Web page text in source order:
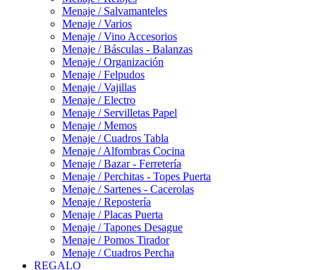
Menaje / Salvamanteles
Menaje / Varios
Menaje / Vino Accesorios
Menaje / Básculas - Balanzas
Menaje / Organización
Menaje / Felpudos
Menaje / Vajillas
Menaje / Electro
Menaje / Servilletas Papel
Menaje / Memos
Menaje / Cuadros Tabla
Menaje / Alfombras Cocina
Menaje / Bazar - Ferretería
Menaje / Perchitas - Topes Puerta
Menaje / Sartenes - Cacerolas
Menaje / Repostería
Menaje / Placas Puerta
Menaje / Tapones Desague
Menaje / Pomos Tirador
Menaje / Cuadros Percha
REGALO